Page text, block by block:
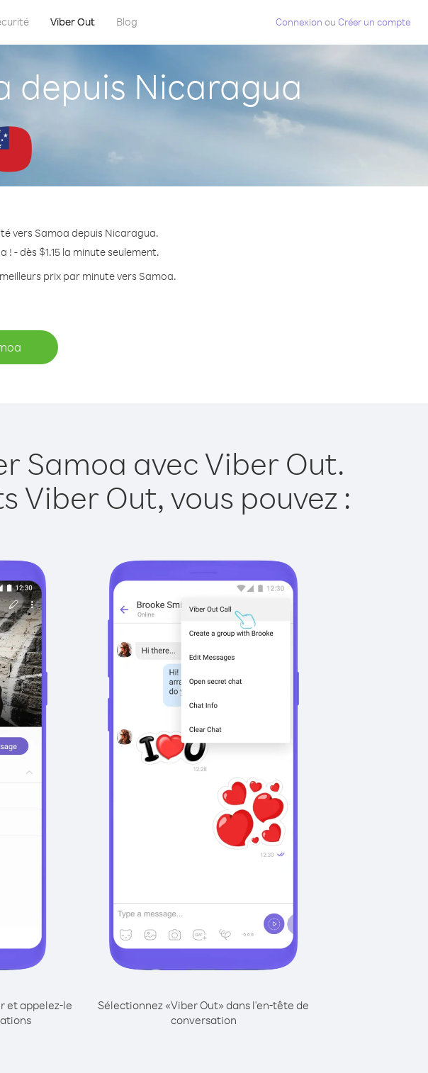
Viber Out Blog Connexion ou Créer un compte
depuis Nicaragua
vers Samoa depuis Nicaragua.
- dès $1.15 la minute seulement.
prix par minute vers Samoa.
Samoa avec Viber Out.
Viber Out, vous pouvez :
et appelez-le
Sélectionnez «Viber Out» dans l'en-tête de
conversation